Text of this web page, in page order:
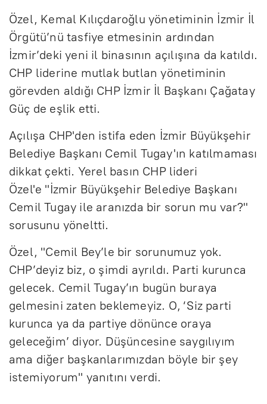
Özel, Kemal Kılıçdaroğlu yönetiminin İzmir İl
Örgütü’nü tasfiye etmesinin ardından
İzmir’deki yeni il binasının açılışına da katıldı.
CHP liderine mutlak butlan yönetiminin
görevden aldığı CHP İzmir İl Başkanı Çağatay
Güç de eşlik etti.
Açılışa CHP'den istifa eden İzmir Büyükşehir
Belediye Başkanı Cemil Tugay'ın katılmaması
dikkat çekti. Yerel basın CHP lideri
Özel'e "İzmir Büyükşehir Belediye Başkanı
Cemil Tugay ile aranızda bir sorun mu var?"
sorusunu yöneltti.
Özel, "Cemil Bey’le bir sorunumuz yok.
CHP’deyiz biz, o şimdi ayrıldı. Parti kurunca
gelecek. Cemil Tugay’ın bugün buraya
gelmesini zaten beklemeyiz. O, ‘Siz parti
kurunca ya da partiye dönünce oraya
geleceğim’ diyor. Düşüncesine saygılıyım
ama diğer başkanlarımızdan böyle bir şey
istemiyorum" yanıtını verdi.